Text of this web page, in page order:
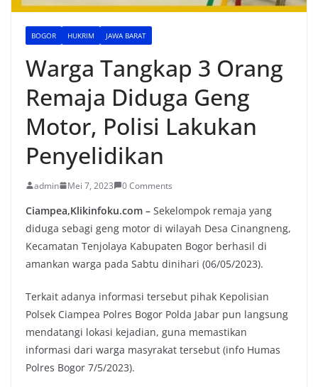
BOGOR HUKRIM JAWA BARAT
Warga Tangkap 3 Orang
Remaja Diduga Geng
Motor, Polisi Lakukan
Penyelidikan
admin Mei 7, 2023 0 Comments
Ciampea,Klikinfoku.com – Sekelompok remaja yang
diduga sebagi geng motor di wilayah Desa Cinangneng,
Kecamatan Tenjolaya Kabupaten Bogor berhasil di
amankan warga pada Sabtu dinihari (06/05/2023).
Terkait adanya informasi tersebut pihak Kepolisian
Polsek Ciampea Polres Bogor Polda Jabar pun langsung
mendatangi lokasi kejadian, guna memastikan
informasi dari warga masyrakat tersebut (info Humas
Polres Bogor 7/5/2023).